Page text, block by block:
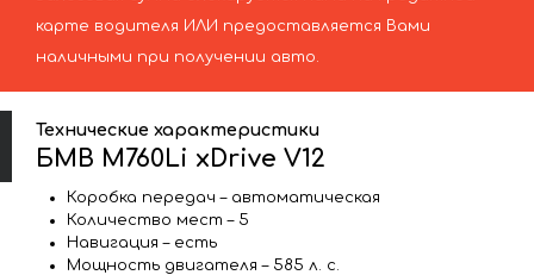
карте водителя ИЛИ предоставляется Вами
наличными при получении авто.
Технические характеристики
БМВ M760Li xDrive V12
Коробка передач – автоматическая
Количество мест – 5
Навигация – есть
Мощность двигателя – 585 л. с.